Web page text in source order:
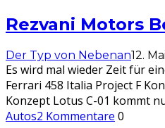
Rezvani Motors
Der Typ von Nebenan12.
Es wird mal wieder Zeit für
Ferrari 458 Italia Project F
Konzept Lotus C-01 kommt
Autos2 Kommentare 0